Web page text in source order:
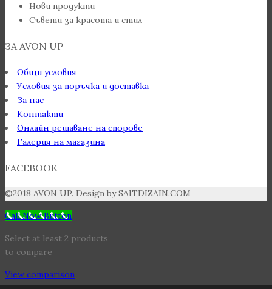
Нови продукти
Съвети за красота и стил
ЗА AVON UP
Общи условия
Условия за поръчка и доставка
За нас
Контакти
Онлайн решаване на спорове
Галерия на магазина
FACEBOOK
©2018 AVON UP. Design by SAITDIZAIN.COM
Call Now Button
Select at least 2 products
to compare
View comparison